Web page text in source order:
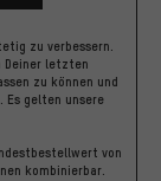
zu verbessern.
Deiner letzten
zu können und
Es gelten unsere
von
kombinierbar.